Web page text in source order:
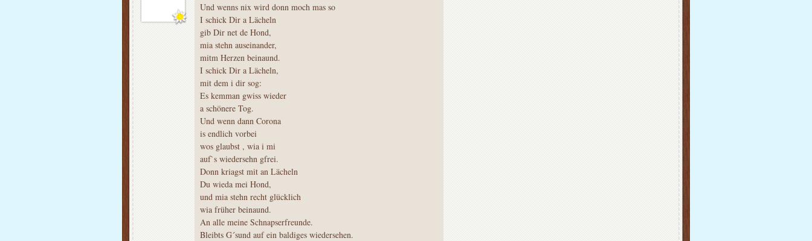
Und wenns nix wird donn moch mas so
I schick Dir a Lächeln
gib Dir net de Hond,
mia stehn auseinander,
mitm Herzen beinaund.
I schick Dir a Lächeln,
mit dem i dir sog:
Es kemman gwiss wieder
a schönere Tog.
Und wenn dann Corona
is endlich vorbei
wos glaubst , wia i mi
auf`s wiedersehn gfrei.
Donn kriagst mit an Lächeln
Du wieda mei Hond,
und mia stehn recht glücklich
wia früher beinaund.
An alle meine Schnapserfreunde.
Bleibts G´sund auf ein baldiges wiedersehen.